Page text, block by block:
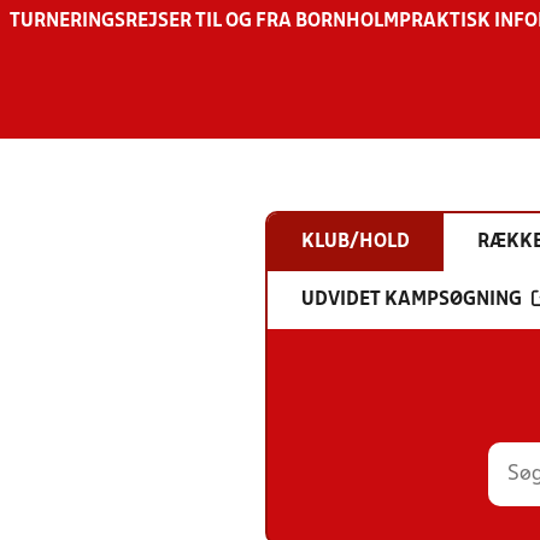
TURNERINGSREJSER TIL OG FRA BORNHOLM PRAKTISK
KLUB/HOLD
UDVIDET KAMPSØGNING